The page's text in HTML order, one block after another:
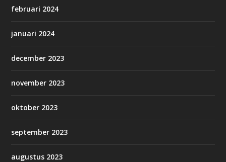
februari 2024
januari 2024
december 2023
november 2023
oktober 2023
september 2023
augustus 2023